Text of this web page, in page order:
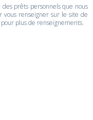
des prêts personnels que nous
vous renseigner sur le site de
plus de renseignements.